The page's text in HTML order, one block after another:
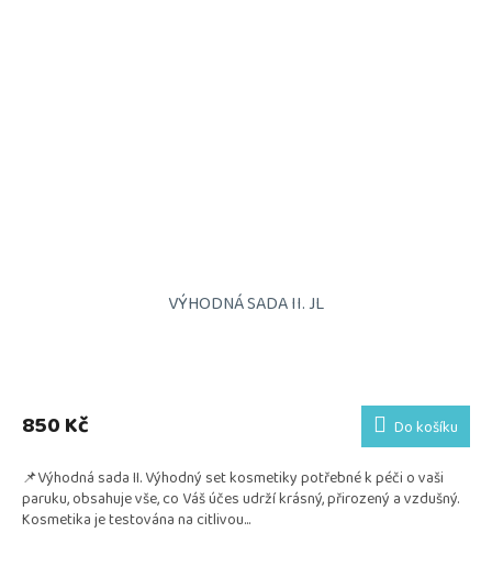
VÝHODNÁ SADA II. JL
850 Kč Do košíku
📌Výhodná sada II. Výhodný set kosmetiky potřebné k péči o vaši
paruku, obsahuje vše, co Váš účes udrží krásný, přirozený a vzdušný.
Kosmetika je testována na citlivou...